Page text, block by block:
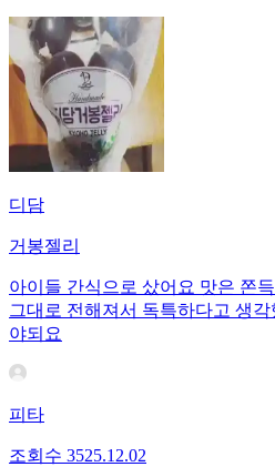
디담
거봉젤리
아이들 간식으로 샀어요 맛은 쫀
그대로 전해져서 독특하다고 생
야되요
피타
조회수 3525.12.02